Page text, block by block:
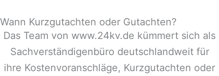
Wann Kurzgutachten oder Gutachten?
Das Team von www.24kv.de kümmert sich als
Sachverständigenbüro deutschlandweit für
ihre Kostenvoranschläge, Kurzgutachten oder